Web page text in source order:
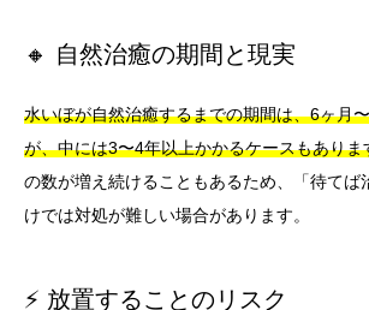
🔸 自然治癒の期間と現実
水いぼが自然治癒するまでの期間は、6ヶ月
が、中には3〜4年以上かかるケースもありま
の数が増え続けることもあるため、「待てば
けでは対処が難しい場合があります。
⚡ 放置することのリスク